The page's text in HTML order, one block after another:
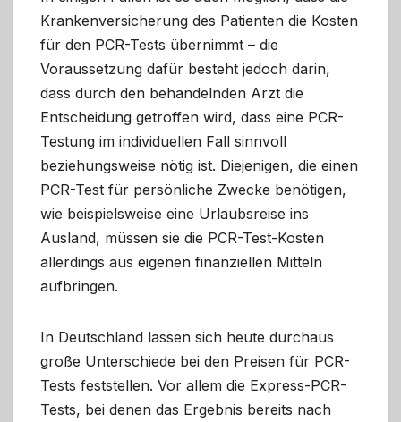
Krankenversicherung des Patienten die Kosten
für den PCR-Tests übernimmt – die
Voraussetzung dafür besteht jedoch darin,
dass durch den behandelnden Arzt die
Entscheidung getroffen wird, dass eine PCR-
Testung im individuellen Fall sinnvoll
beziehungsweise nötig ist. Diejenigen, die einen
PCR-Test für persönliche Zwecke benötigen,
wie beispielsweise eine Urlaubsreise ins
Ausland, müssen sie die PCR-Test-Kosten
allerdings aus eigenen finanziellen Mitteln
aufbringen.
In Deutschland lassen sich heute durchaus
große Unterschiede bei den Preisen für PCR-
Tests feststellen. Vor allem die Express-PCR-
Tests, bei denen das Ergebnis bereits nach